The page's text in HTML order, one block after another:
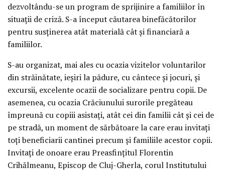
dezvoltându-se un program de sprijinire a familiilor în
situaţii de criză. S-a început căutarea binefăcătorilor
pentru susţinerea atât materială cât şi financiară a
familiilor.
S-au organizat, mai ales cu ocazia vizitelor voluntarilor
din străinătate, ieşiri la pădure, cu cântece şi jocuri, şi
excursii, excelente ocazii de socializare pentru copii. De
asemenea, cu ocazia Crăciunului surorile pregăteau
împreună cu copiii asistaţi, atât cei din familii cât şi cei de
pe stradă, un moment de sărbătoare la care erau invitaţi
toţi beneficiarii cantinei precum şi familiile acestor copii.
Invitaţi de onoare erau Preasfinţitul Florentin
Crihălmeanu, Episcop de Cluj-Gherla, corul Institutului